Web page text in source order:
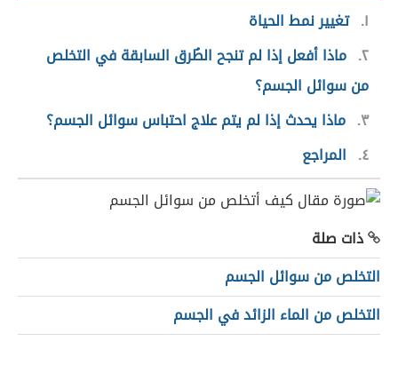
١ تغيير نمط الحياة
٢ ماذا أفعل إذا لم تنجح الطُرق السابقة في التخلص
من سوائل الجسم؟
٣ ماذا يحدث إذا لم يتم علاج احتباس سوائل الجسم؟
٤
المراجع
ذات صلة
التخلص من سوائل الجسم
التخلص من الماء الزائد في الجسم